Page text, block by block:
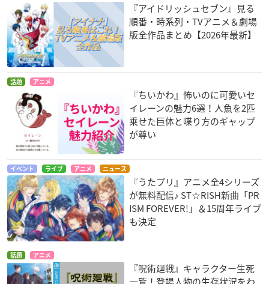
『アイドリッシュセブン』見る
順番・時系列・TVアニメ＆劇場
版全作品まとめ【2026年最新】
話題 アニメ
『ちいかわ』怖いのに可愛いセ
イレーンの魅力6選！人魚を2匹
乗せた巨体と喋り方のギャップ
が尊い
イベント ライブ アニメ ニュース
『うたプリ』アニメ全4シリーズ
が無料配信♪ ST☆RISH新曲「PR
ISM FOREVER!」＆15周年ライブ
も決定
話題 アニメ
『呪術廻戦』キャラクター生死